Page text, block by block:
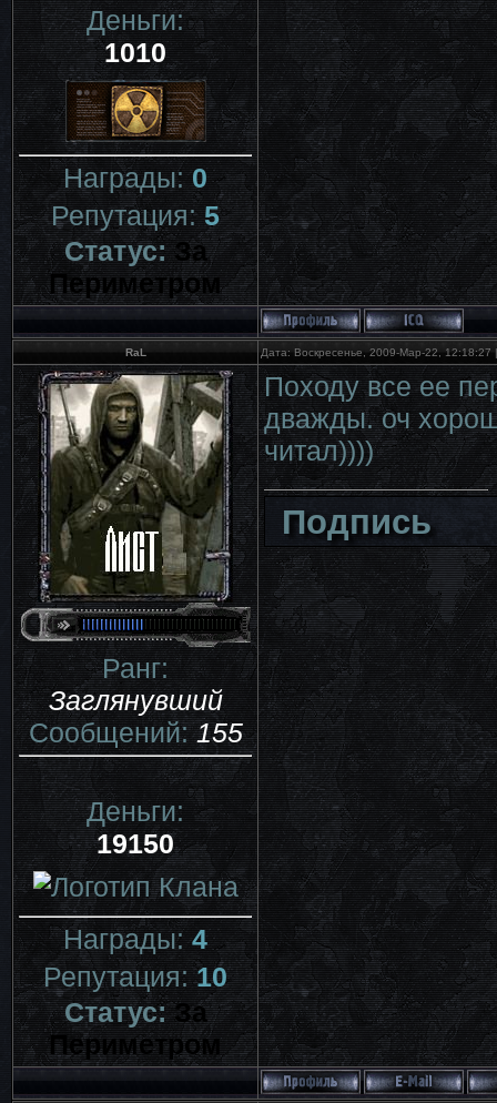
Деньги:
1010
Награды:0
Репутация: 5
Статус:За
Периметром
RaL Дата: Воскресенье, 2009-Мар-22,
Ранг:
Заглянувший
Сообщений:155
Деньги:
19150
Награды:4
Репутация:10
Статус:За
Периметром
Походу все ее
дважды. оч
читал))))
Подпись